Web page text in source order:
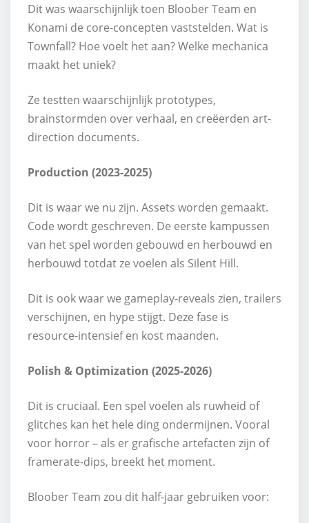
Dit was waarschijnlijk toen Bloober Team en
Konami de core-concepten vaststelden. Wat is
Townfall? Hoe voelt het aan? Welke mechanica
maakt het uniek?
Ze testten waarschijnlijk prototypes,
brainstormden over verhaal, en creëerden art-
direction documents.
Production (2023-2025)
Dit is waar we nu zijn. Assets worden gemaakt.
Code wordt geschreven. De eerste kampussen
van het spel worden gebouwd en herbouwd en
herbouwd totdat ze voelen als Silent Hill.
Dit is ook waar we gameplay-reveals zien, trailers
verschijnen, en hype stijgt. Deze fase is
resource-intensief en kost maanden.
Polish & Optimization (2025-2026)
Dit is cruciaal. Een spel voelen als ruwheid of
glitches kan het hele ding ondermijnen. Vooral
voor horror – als er grafische artefacten zijn of
framerate-dips, breekt het moment.
Bloober Team zou dit half-jaar gebruiken voor: